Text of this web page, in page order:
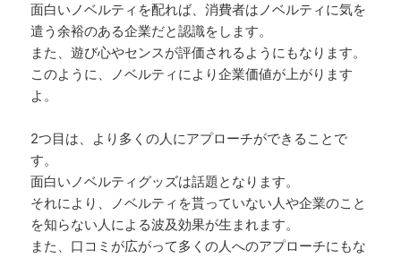
面白いノベルティを配れば、消費者はノベルティに気を
遣う余裕のある企業だと認識をします。
また、遊び心やセンスが評価されるようにもなります。
このように、ノベルティにより企業価値が上がります
よ。
2つ目は、より多くの人にアプローチができることで
す。
面白いノベルティグッズは話題となります。
それにより、ノベルティを貰っていない人や企業のこと
を知らない人による波及効果が生まれます。
また、口コミが広がって多くの人へのアプローチにもな